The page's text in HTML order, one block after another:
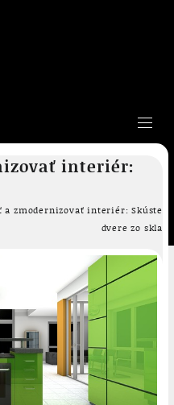
interiér:
a zmodernizovať interiér: Skúste
dvere zo skla